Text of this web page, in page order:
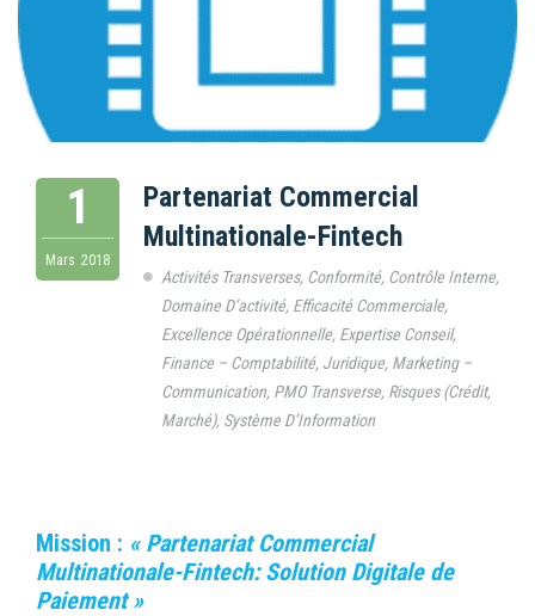
1
Mars 2018
Partenariat Commercial
Multinationale-Fintech
Activités Transverses, Conformité, Contrôle Interne,
Domaine D’activité, Efficacité Commerciale,
Excellence Opérationnelle, Expertise Conseil,
Finance – Comptabilité, Juridique, Marketing –
Communication, PMO Transverse, Risques (Crédit,
Marché), Système D’Information
Mission : « Partenariat Commercial
Multinationale-Fintech: Solution Digitale de
Paiement »